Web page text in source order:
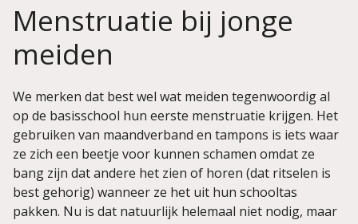
Menstruatie bij jonge
meiden
We merken dat best wel wat meiden tegenwoordig al
op de basisschool hun eerste menstruatie krijgen. Het
gebruiken van maandverband en tampons is iets waar
ze zich een beetje voor kunnen schamen omdat ze
bang zijn dat andere het zien of horen (dat ritselen is
best gehorig) wanneer ze het uit hun schooltas
pakken. Nu is dat natuurlijk helemaal niet nodig, maar